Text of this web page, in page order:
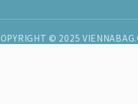
© 2025